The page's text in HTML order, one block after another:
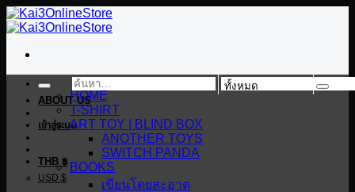
ข้าม
ไป
เนื้อหา
ค้นหา:
ABOUT US
เข้าสู่ระบบ
THB ฿
USD $
HOME
T-SHIRT
ART TOY | BLIND BOX
ANOTHER TOYS
SWITCH PANDA
BOOKS
เขียนโดยสะอาด